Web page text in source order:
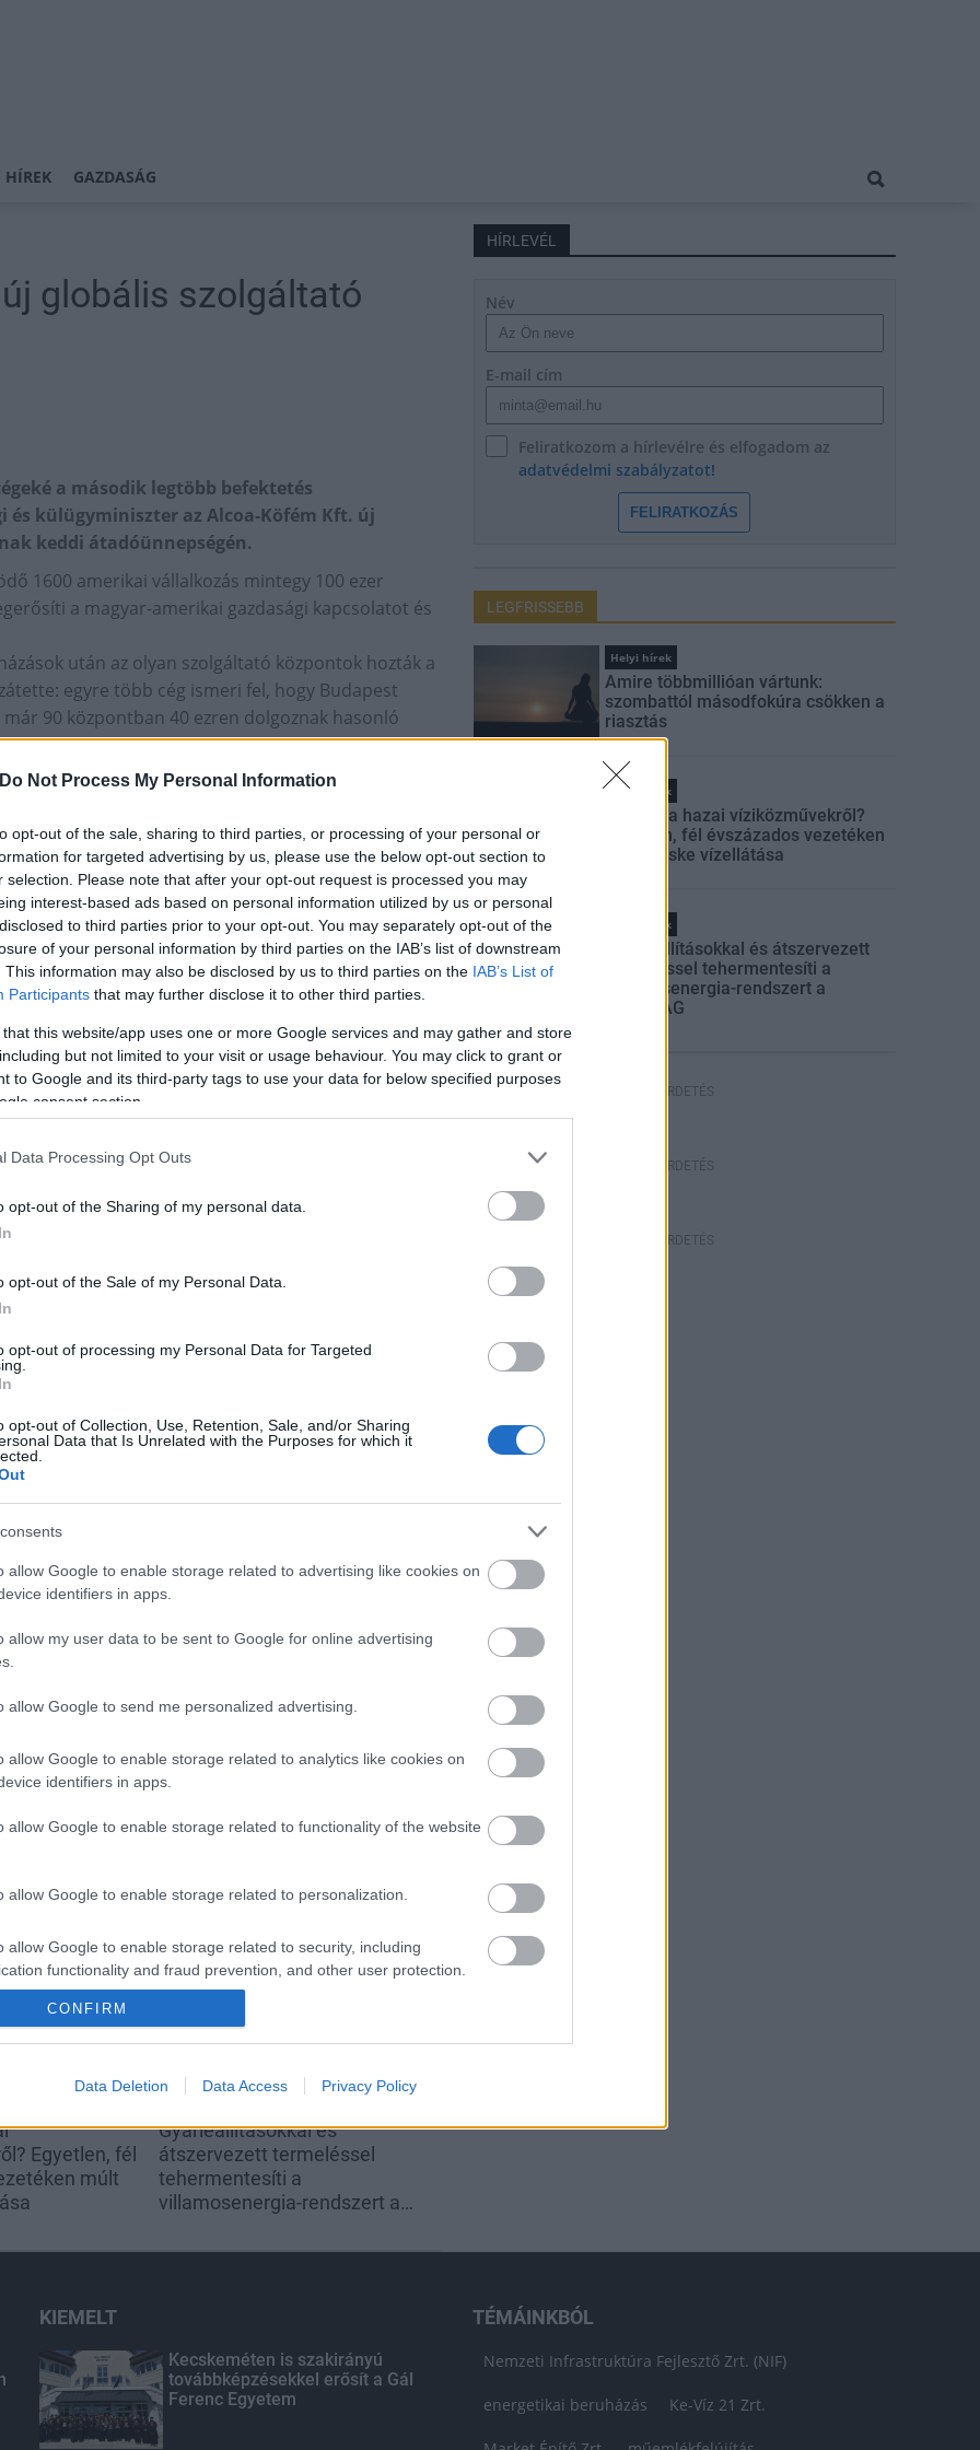
Do Not Process My Personal Information
opt-out of the sale, sharing to third parties, or processing of your personal or
for targeted advertising by us, please use the below opt-out section to
selection. Please note that after your opt-out request is processed you may
interest-based ads based on personal information utilized by us or personal
to third parties prior to your opt-out. You may separately opt-out of the
of your personal information by third parties on the IAB’s list of downstream
This information may also be disclosed by us to third parties on the IAB’s List of
Participants that may further disclose it to other third parties.
that this website/app uses one or more Google services and may gather and store
but not limited to your visit or usage behaviour. You may click to grant or
to Google and its third-party tags to use your data for below specified purposes
consent section.
Data Processing Opt Outs
opt-out of the Sharing of my personal data.
opt-out of the Sale of my Personal Data.
opt-out of processing my Personal Data for Targeted
opt-out of Collection, Use, Retention, Sale, and/or Sharing
Data that Is Unrelated with the Purposes for which it
allow Google to enable storage related to advertising like cookies on
identifiers in apps.
allow my user data to be sent to Google for online advertising
allow Google to send me personalized advertising.
allow Google to enable storage related to analytics like cookies on
identifiers in apps.
allow Google to enable storage related to functionality of the website
allow Google to enable storage related to personalization.
allow Google to enable storage related to security, including
functionality and fraud prevention, and other user protection.
CONFIRM
Data Deletion Data Access Privacy Policy
HÍREK GAZDASÁG
globális szolgáltató
a második legtöbb befektetés
és külügyminiszter az Alcoa-Köfém Kft. új
keddi átadóünnepségén.
1600 amerikai vállalkozás mintegy 100 ezer
a magyar-amerikai gazdasági kapcsolatot és
után az olyan szolgáltató központok hozták a
egyre több cég ismeri fel, hogy Budapest
90 központban 40 ezren dolgoznak hasonló
forintból alakították ki. A központ régi egységei az
közelében lévő logisztikai bázis út-
vezetéken múlt Bicske vízellátása
évfordulójára
Egyetlen, fél
múlt
Helyi hírek
Gyárleállításokkal és
átszervezett termeléssel
tehermentesíti a
villamosenergia-rendszert a
HÍRLEVÉL
Név
E-mail cím
Feliratkozom a hírlevélre és elfogadom az
adatvédelmi szabályzatot!
FELIRATKOZÁS
LEGFRISSEBB
Helyi hírek
Amire többmillióan vártunk:
szombattól másodfokúra csökken a
riasztás
Helyi hírek
Látlelet a hazai víziközművekről?
Egyetlen, fél évszázados vezetéken
múlt Bicske vízellátása
Helyi hírek
Gyárleállításokkal és átszervezett
termeléssel tehermentesíti a
villamosenergia-rendszert a
STRABAG
HIRDETÉS
HIRDETÉS
HIRDETÉS
KIEMELT
Kecskeméten is szakirányú
továbbképzésekkel erősít a Gál
Ferenc Egyetem
TÉMÁINKBÓL
Nemzeti Infrastruktúra Fejlesztő Zrt. (NIF)
energetikai beruházás Ke-Víz 21 Zrt.